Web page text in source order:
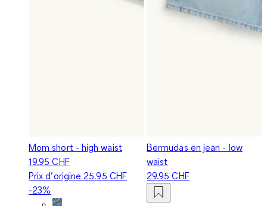
Mom short - high waist
19.95 CHF
Prix d‘origine 25.95 CHF
-23%
Bermudas en jean - low
waist
29.95 CHF